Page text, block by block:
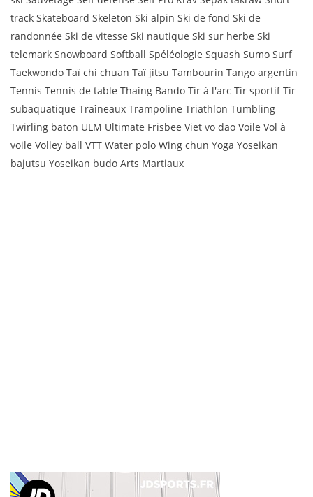
track Skateboard Skeleton Ski alpin Ski de fond Ski de
randonnée Ski de vitesse Ski nautique Ski sur herbe Ski
telemark Snowboard Softball Spéléologie Squash Sumo Surf
Taekwondo Taï chi chuan Taï jitsu Tambourin Tango argentin
Tennis Tennis de table Thaing Bando Tir à l'arc Tir sportif Tir
subaquatique Traîneaux Trampoline Triathlon Tumbling
Twirling baton ULM Ultimate Frisbee Viet vo dao Voile Vol à
voile Volley ball VTT Water polo Wing chun Yoga Yoseikan
bajutsu Yoseikan budo Arts Martiaux